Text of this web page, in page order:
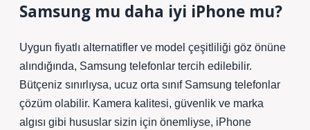
Samsung mu daha iyi iPhone mu?
Uygun fiyatlı alternatifler ve model çeşitliliği göz önüne
alındığında, Samsung telefonlar tercih edilebilir.
Bütçeniz sınırlıysa, ucuz orta sınıf Samsung telefonlar
çözüm olabilir. Kamera kalitesi, güvenlik ve marka
algısı gibi hususlar sizin için önemliyse, iPhone